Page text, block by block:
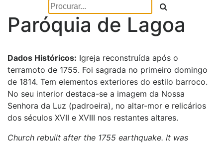
Paróquia de Lagoa
Dados Históricos: Igreja reconstruída após o
terramoto de 1755. Foi sagrada no primeiro domingo
de 1814. Tem elementos exteriores do estilo barroco.
No seu interior destaca-se a imagem da Nossa
Senhora da Luz (padroeira), no altar-mor e relicários
dos séculos XVII e XVIII nos restantes altares.
Church rebuilt after the 1755 earthquake. It was